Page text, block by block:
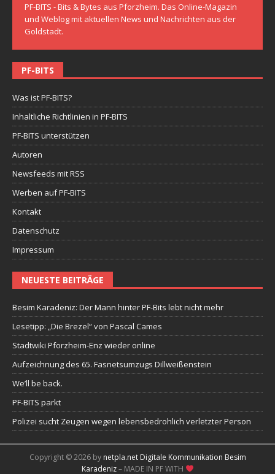
PF-BITS - Bits & Bytes aus Pforzheim. Das Online-Magazin
und Weblog mit aktuellen News und Nachrichten aus der
Goldstadt.
PF-BITS
Was ist PF-BITS?
Inhaltliche Richtlinien in PF-BITS
PF-BITS unterstützen
Autoren
Newsfeeds mit RSS
Werben auf PF-BITS
Kontakt
Datenschutz
Impressum
NEUESTE BEITRÄGE
Besim Karadeniz: Der Mann hinter PF-Bits lebt nicht mehr
Lesetipp: „Die Brezel“ von Pascal Cames
Stadtwiki Pforzheim-Enz wieder online
Aufzeichnung des 65. Fasnetsumzugs Dillweißenstein
We’ll be back.
PF-BITS parkt
Polizei sucht Zeugen wegen lebensbedrohlich verletzter Person
Copyright © 2026 by netpla.net Digitale Kommunikation Besim
Karadeniz– MADE IN PF WITH